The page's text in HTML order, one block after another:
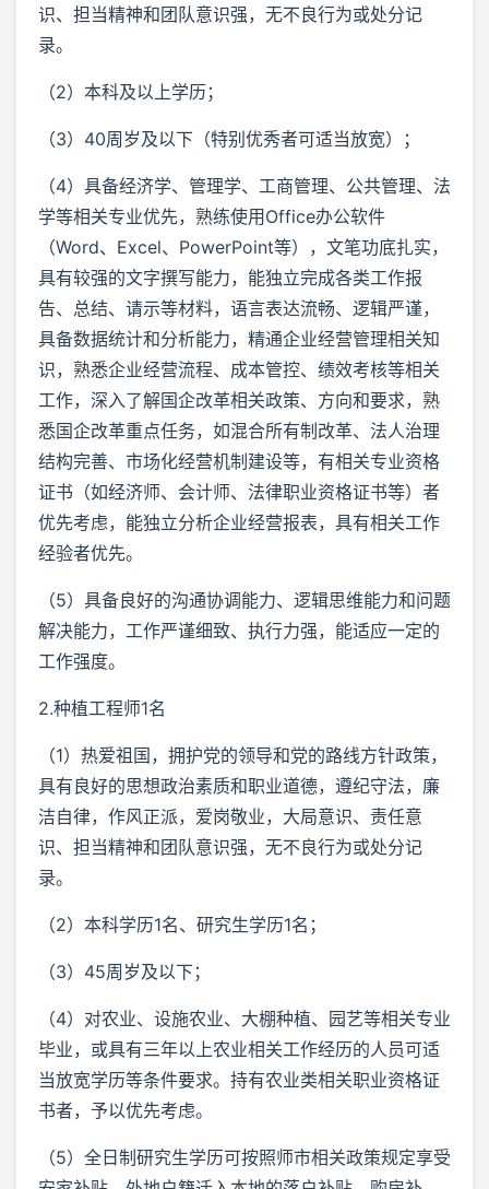
识、担当精神和团队意识强，无不良行为或处分记
录。
（2）本科及以上学历；
（3）40周岁及以下（特别优秀者可适当放宽）；
（4）具备经济学、管理学、工商管理、公共管理、法
学等相关专业优先，熟练使用Office办公软件
（Word、Excel、PowerPoint等），文笔功底扎实，
具有较强的文字撰写能力，能独立完成各类工作报
告、总结、请示等材料，语言表达流畅、逻辑严谨，
具备数据统计和分析能力，精通企业经营管理相关知
识，熟悉企业经营流程、成本管控、绩效考核等相关
工作，深入了解国企改革相关政策、方向和要求，熟
悉国企改革重点任务，如混合所有制改革、法人治理
结构完善、市场化经营机制建设等，有相关专业资格
证书（如经济师、会计师、法律职业资格证书等）者
优先考虑，能独立分析企业经营报表，具有相关工作
经验者优先。
（5）具备良好的沟通协调能力、逻辑思维能力和问题
解决能力，工作严谨细致、执行力强，能适应一定的
工作强度。
2.种植工程师1名
（1）热爱祖国，拥护党的领导和党的路线方针政策，
具有良好的思想政治素质和职业道德，遵纪守法，廉
洁自律，作风正派，爱岗敬业，大局意识、责任意
识、担当精神和团队意识强，无不良行为或处分记
录。
（2）本科学历1名、研究生学历1名；
（3）45周岁及以下；
（4）对农业、设施农业、大棚种植、园艺等相关专业
毕业，或具有三年以上农业相关工作经历的人员可适
当放宽学历等条件要求。持有农业类相关职业资格证
书者，予以优先考虑。
（5）全日制研究生学历可按照师市相关政策规定享受